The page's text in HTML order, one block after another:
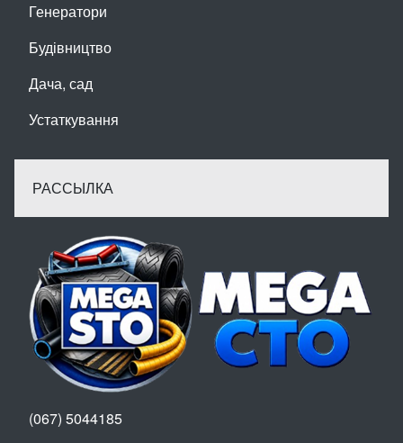
Генератори
Будівництво
Дача, сад
Устаткування
РАССЫЛКА
(067) 5044185